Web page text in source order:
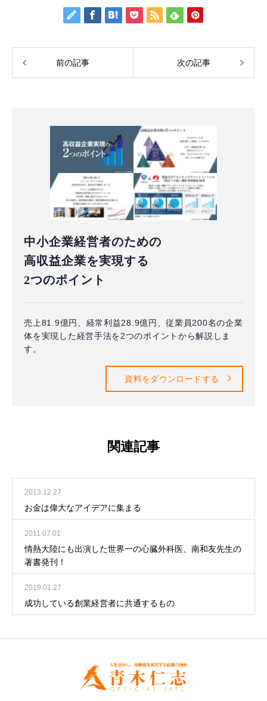
前の記事 次の記事
中小企業経営者のための
高収益企業を実現する
2つのポイント
売上81.9億円、経常利益28.9億円、従業員200名の企業
体を実現した経営手法を2つのポイントから解説しま
す。
資料をダウンロードする
関連記事
2013.12.27
お金は偉大なアイデアに集まる
2011.07.01
情熱大陸にも出演した世界一の心臓外科医、南和友先生の
著書発刊！
2019.01.27
成功している創業経営者に共通するもの